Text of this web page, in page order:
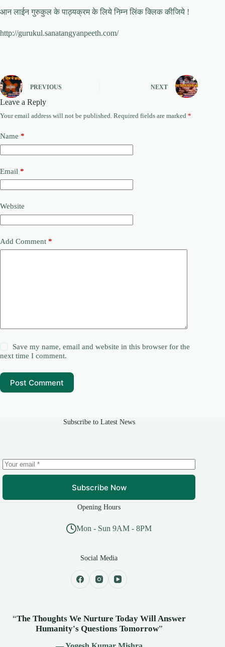
आन लाईन गुरुकुल के पाठ्यक्रम के लिये निम्न लिंक क्लिक कीजिये !
http://gurukul.sanatangyanpeeth.com/
PREVIOUS NEXT
Leave a Reply
Your email address will not be published. Required fields are marked *
Name *
Email *
Website
Add Comment *
Save my name, email and website in this browser for the
next time I comment.
Post Comment
Subscribe to Latest News
Subscribe Now
Opening Hours
Mon - Sun 9AM - 8PM
Social Media
“The Thoughts We Nurture Today Will Answer
Humanity's Questions Tomorrow”